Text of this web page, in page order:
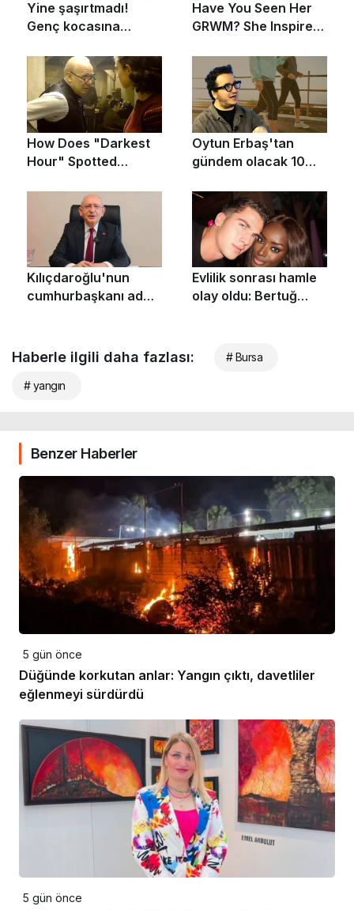
Haberle ilgili daha fazlası: # Bursa
# yangın
Benzer Haberler
5 gün önce
Düğünde korkutan anlar: Yangın çıktı, davetliler
eğlenmeyi sürdürdü
5 gün önce